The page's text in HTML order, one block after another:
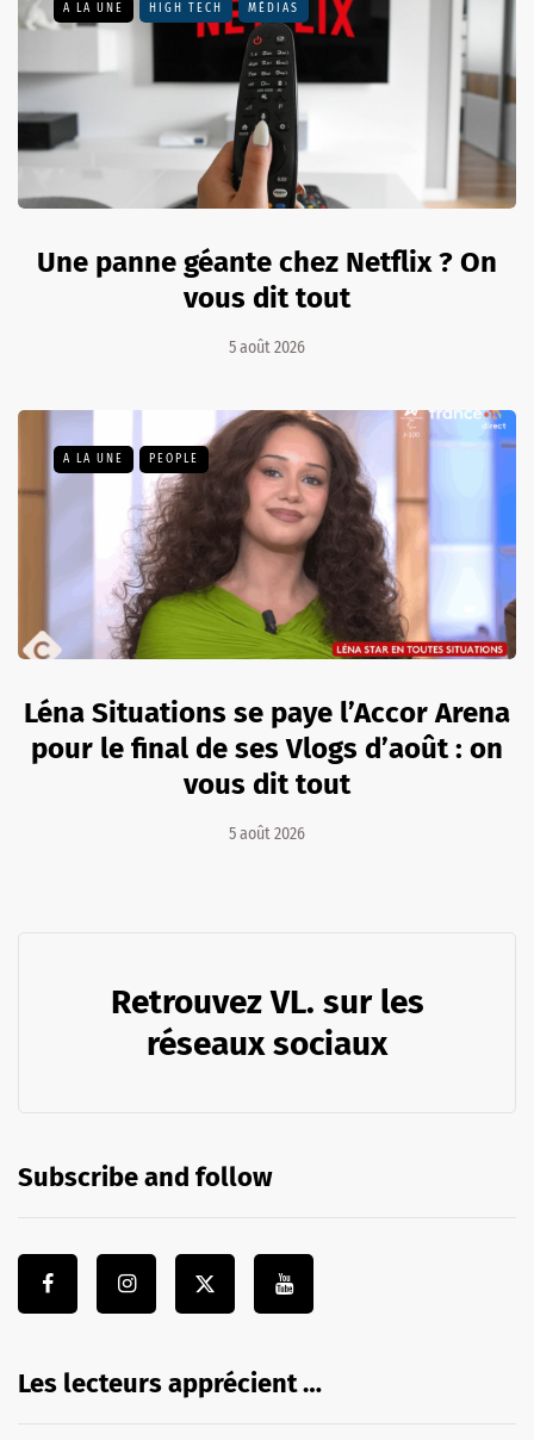
A LA UNE HIGH TECH MÉDIAS
Une panne géante chez Netflix ? On
vous dit tout
5 août 2026
A LA UNE PEOPLE
Léna Situations se paye l’Accor Arena
pour le final de ses Vlogs d’août : on
vous dit tout
5 août 2026
Retrouvez VL. sur les
réseaux sociaux
Subscribe and follow
Les lecteurs apprécient …